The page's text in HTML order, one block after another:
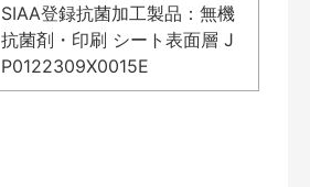
SIAA登録抗菌加工製品：無機
抗菌剤・印刷 シート表面層 J
P0122309X0015E